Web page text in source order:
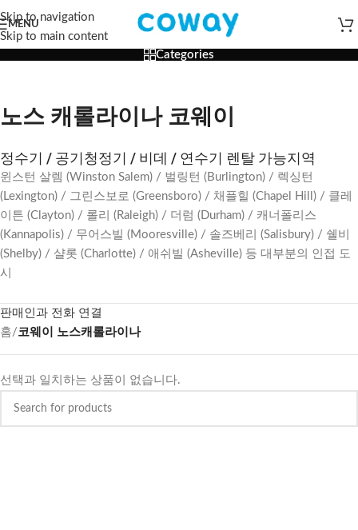
Skip to navigation
Skip to main content
MENU
Categories
노스 캐롤라이나 코웨이
정수기 / 공기청정기 / 비데 / 연수기 렌탈 가능지역
윈스턴 살렘 (Winston Salem) / 벌링턴 (Burlington) / 렉싱턴
(Lexington) / 그린스보로 (Greensboro) / 채플힐 (Chapel Hill) / 클레
이튼 (Clayton) / 롤리 (Raleigh) / 더럼 (Durham) / 캐너폴리스
(Kannapolis) / 무어스빌 (Mooresville) / 솔즈베리 (Salisbury) / 쉘비
(Shelby) / 샬롯 (Charlotte) / 애쉬빌 (Asheville) 등 대부분의 인접 도
시
판매인과 전화 연결
홈/코웨이 노스캐롤라이나
선택과 일치하는 상품이 없습니다.